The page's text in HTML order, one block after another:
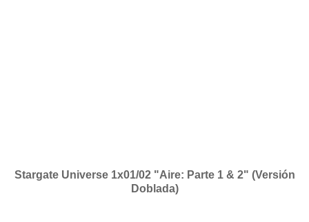
Stargate Universe 1x01/02 "Aire: Parte 1 & 2" (Versión
Doblada)